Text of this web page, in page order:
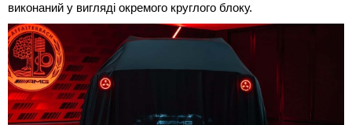
виконаний у вигляді окремого круглого блоку.